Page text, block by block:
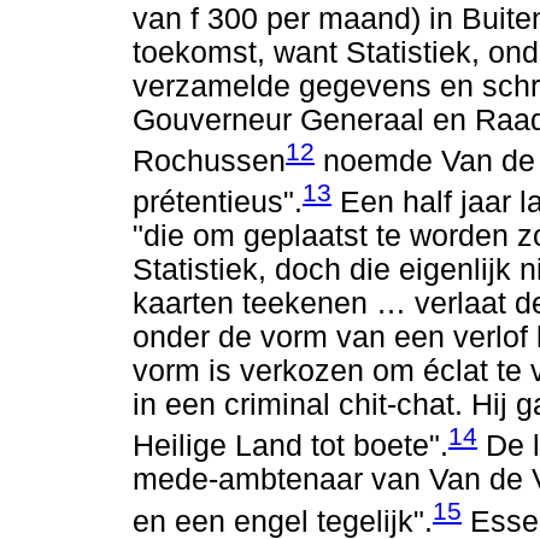
van f 300 per maand) in
toekomst, want Statistiek,
verzamelde gegevens en
Gouverneur Generaal en
Rochussen12 noemde Van
prétentieus".13 Een half jaar
"die om geplaatst te worden
Statistiek, doch die eigenlijk
kaarten teekenen … verlaat
onder de vorm van een
vorm is verkozen om éclat te
in een criminal chit-chat. Hij
Heilige Land tot boete".14 De
mede-ambtenaar van Van
en een engel tegelijk".15